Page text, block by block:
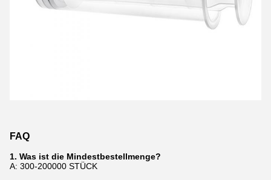
FAQ
1. Was ist die Mindestbestellmenge?
A: 300-200000 STÜCK